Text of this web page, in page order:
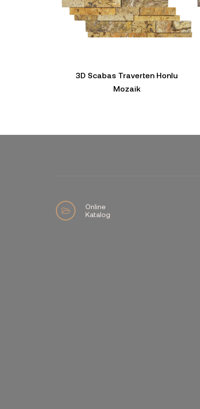
3D Scabas Traverten Honlu
Mozaik
Online
Katalog